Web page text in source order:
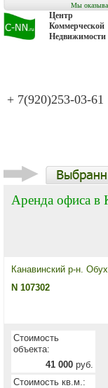
Мы
Центр
Коммерческой
Недвижимости
+ 7(920)253-03-61
Аренда офиса в
Канавинский р-н.
N 107302
Стоимость
объекта:
41 000 руб.
Стоимость кв.м.: